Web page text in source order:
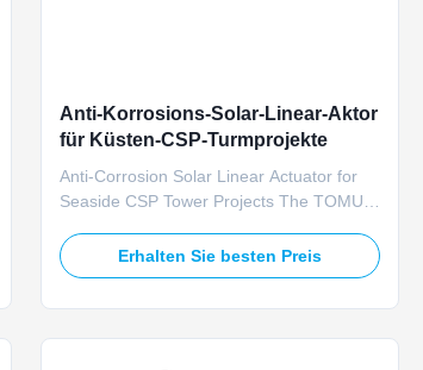
Anti-Korrosions-Solar-Linear-Aktor
für Küsten-CSP-Turmprojekte
Anti-Corrosion Solar Linear Actuator for
Seaside CSP Tower Projects The TOMUU
features double-layer coated metal
housing specifically engineered to resist
Erhalten Sie besten Preis